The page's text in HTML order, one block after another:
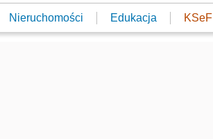
Nieruchomości Edukacja KSeF